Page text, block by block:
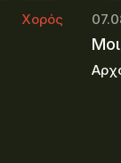
Χορός